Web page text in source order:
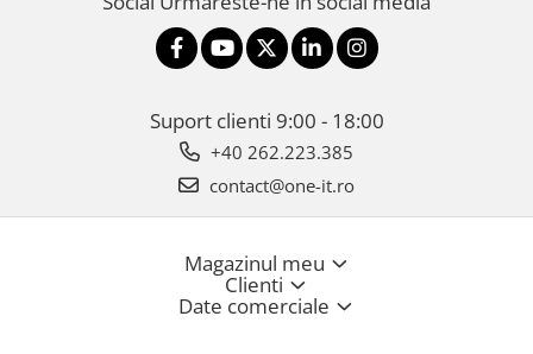
Suport clienti 9:00 - 18:00
+40 262.223.385
contact@one-it.ro
Magazinul meu
Clienti
Date comerciale